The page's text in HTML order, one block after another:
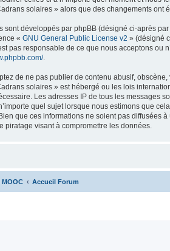
solaires » alors que des changements ont
sont développés par phpBB (désigné ci-après
« GNU General Public License v2 » (désigné
pas responsable de ce que nous acceptons
.
de ne pas publier de contenu abusif,
solaires » est hébergé ou les lois
Les adresses IP de tous les messages
quel sujet lorsque nous estimons que
que ces informations ne soient pas diffusées
piratage visant à compromettre les données.
Accueil Forum